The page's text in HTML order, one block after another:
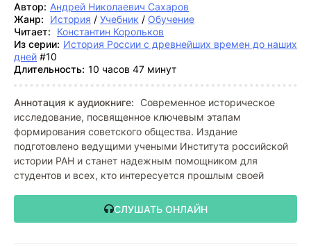
Автор: Андрей Николаевич Сахаров
Жанр:
История / Учебник / Обучение
Читает:
Константин Корольков
Из серии: История России с древнейших времен до наших
дней #10
Длительность: 10 часов 47 минут
Аннотация к аудиокниге: Современное историческое
исследование, посвященное ключевым этапам
формирования советского общества. Издание
подготовлено ведущими учеными Института российской
истории РАН и станет надежным помощником для
студентов и всех, кто интересуется прошлым своей
СЛУШАТЬ ОНЛАЙН